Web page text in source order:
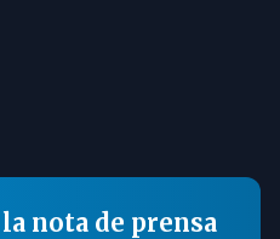
nota de prensa